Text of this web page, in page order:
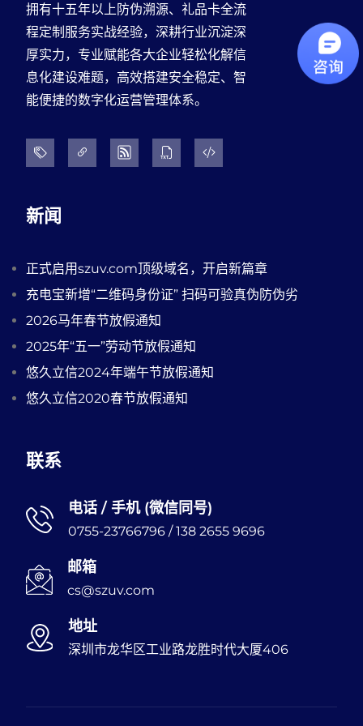
拥有十五年以上防伪溯源、礼品卡全流
程定制服务实战经验，深耕行业沉淀深
厚实力，专业赋能各大企业轻松化解信
息化建设难题，高效搭建安全稳定、智
能便捷的数字化运营管理体系。
新闻
正式启用szuv.com顶级域名，开启新篇章
充电宝新增“二维码身份证” 扫码可验真伪防伪劣
2026马年春节放假通知
2025年“五一”劳动节放假通知
悠久立信2024年端午节放假通知
悠久立信2020春节放假通知
联系
电话 / 手机 (微信同号)
0755-23766796 / 138 2655 9696
邮箱
cs@szuv.com
地址
深圳市龙华区工业路龙胜时代大厦406